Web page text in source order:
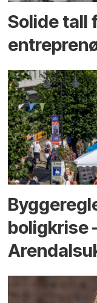
Solide tall
bolig­krise